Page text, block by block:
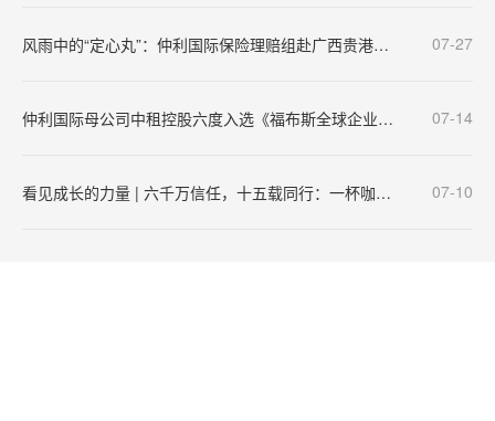
风雨中的“定心丸”：仲利国际保险理赔组赴广西贵港灾区一线纪实 07-27
仲利国际母公司中租控股六度入选《福布斯全球企业2000强》 07-14
看见成长的力量 | 六千万信任，十五载同行：一杯咖啡见证国产饮品崛起史 07-10